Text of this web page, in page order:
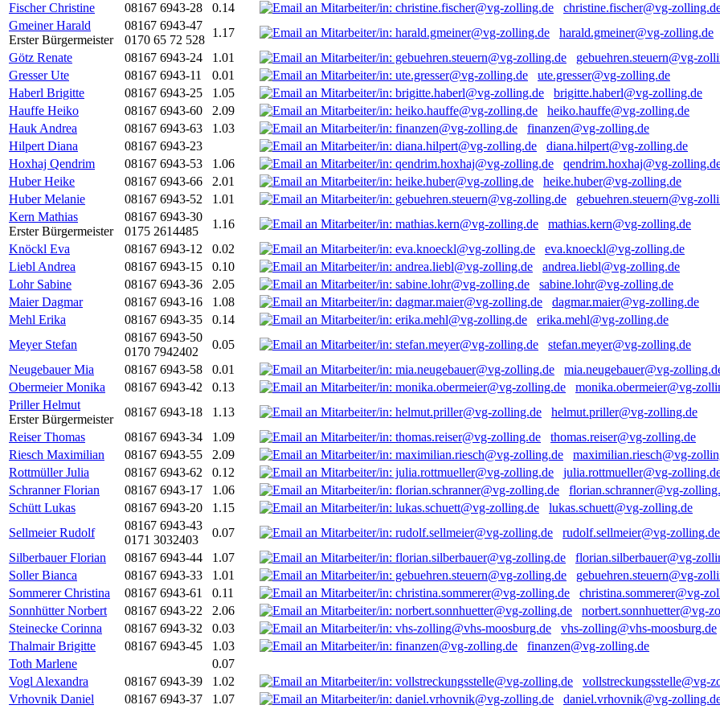
Fischer Christine
08167 6943-28 0.14
christine.fischer@vg-
Gmeiner Harald
Erster Bürgermeister
08167 6943-47
0170 65 72 528
1.17
harald.gmeiner@vg-zolling.de
Götz Renate
08167 6943-24 1.01
gebuehren.steuern@vg-
Gresser Ute
08167 6943-11 0.01
ute.gresser@vg-zolling.de
Haberl Brigitte
08167 6943-25 1.05
brigitte.haberl@vg-zolling.de
Hauffe Heiko
08167 6943-60 2.09
heiko.hauffe@vg-zolling.de
Hauk Andrea
08167 6943-63 1.03
finanzen@vg-zolling.de
Hilpert Diana
08167 6943-23
diana.hilpert@vg-zolling.de
Hoxhaj Qendrim
08167 6943-53 1.06
qendrim.hoxhaj@vg-
Huber Heike
08167 6943-66 2.01
heike.huber@vg-zolling.de
Huber Melanie
08167 6943-52 1.01
gebuehren.steuern@vg-
Kern Mathias
Erster Bürgermeister
08167 6943-30
0175 2614485
1.16
mathias.kern@vg-zolling.de
Knöckl Eva
08167 6943-12 0.02
eva.knoeckl@vg-zolling.de
Liebl Andrea
08167 6943-15 0.10
andrea.liebl@vg-zolling.de
Lohr Sabine
08167 6943-36 2.05
sabine.lohr@vg-zolling.de
Maier Dagmar
08167 6943-16 1.08
dagmar.maier@vg-zolling.de
Mehl Erika
08167 6943-35 0.14
erika.mehl@vg-zolling.de
Meyer Stefan
08167 6943-50
0170 7942402
0.05
stefan.meyer@vg-zolling.de
Neugebauer Mia
08167 6943-58 0.01
mia.neugebauer@vg-
Obermeier Monika
08167 6943-42 0.13
monika.obermeier@vg-
Priller Helmut
Erster Bürgermeister
08167 6943-18 1.13
helmut.priller@vg-zolling.de
Reiser Thomas
08167 6943-34 1.09
thomas.reiser@vg-zolling.de
Riesch Maximilian
08167 6943-55 2.09
maximilian.riesch@vg-
Rottmüller Julia
08167 6943-62 0.12
julia.rottmueller@vg-
Schranner Florian
08167 6943-17 1.06
florian.schranner@vg-
Schütt Lukas
08167 6943-20 1.15
lukas.schuett@vg-zolling.de
Sellmeier Rudolf
08167 6943-43
0171 3032403
0.07
rudolf.sellmeier@vg-zolling.de
Silberbauer Florian
08167 6943-44 1.07
florian.silberbauer@vg-
Soller Bianca
08167 6943-33 1.01
gebuehren.steuern@vg-
Sommerer Christina
08167 6943-61 0.11
christina.sommerer@vg-
Sonnhütter Norbert
08167 6943-22 2.06
norbert.sonnhuetter@vg-
Steinecke Corinna
08167 6943-32 0.03
vhs-zolling@vhs-moosburg.de
Thalmair Brigitte
08167 6943-45 1.03
finanzen@vg-zolling.de
Toth Marlene
0.07
Vogl Alexandra
08167 6943-39 1.02
vollstreckungsstelle@vg-
Vrhovnik Daniel
08167 6943-37 1.07
daniel.vrhovnik@vg-